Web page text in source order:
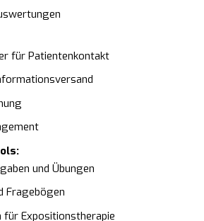
für Patientenkontakt
und Übungen
Fragebögen
für Expositionstherapie